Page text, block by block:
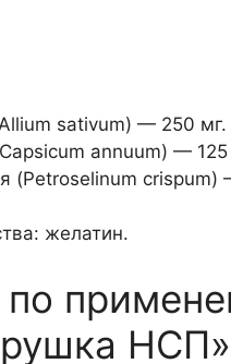
sativum) — 250 мг.
annuum) — 125
(Petroselinum crispum)
желатин.
по
НСП»